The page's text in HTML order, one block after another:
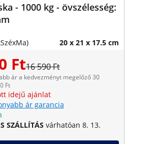
- 1000 kg - övszélesség:
20 x 21 x 17.5 cm
Ft16 590 Ft
ár a kedvezményt megelőző 30
Ft
idejű ajánlat
ár garancia
SZÁLLÍTÁS várhatóan 8. 13.